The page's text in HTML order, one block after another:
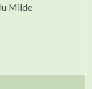
Milde